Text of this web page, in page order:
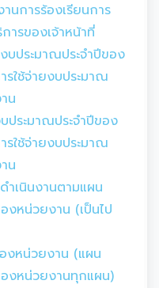
นการร้องเรียนการ
ารของเจ้าหน้าที่
งบประมาณประจำปีของ
ใช้จ่ายงบประมาณ
น
ประมาณประจำปีของ
ใช้จ่ายงบประมาณ
น
ำเนินงานตามแผน
งหน่วยงาน (เป็นไป
งหน่วยงาน (แผน
งหน่วยงานทุกแผน)